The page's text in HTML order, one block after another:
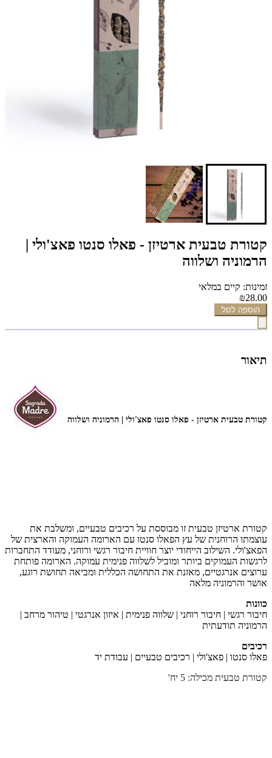
קטורת טבעית ארטיזן - פאלו סנטו פאצ'ולי |
הרמוניה ושלווה
זמינות: קיים במלאי
₪28.00
הוספה לסל
תיאור
קטורת טבעית ארטיזן - פאלו סנטו פאצ'ולי | הרמוניה ושלווה
קטורת ארטיזן טבעית זו מבוססת על רכיבים טבעיים, ומשלבת את
עוצמתו הרוחנית של עץ הפאלו סנטו עם הארומה העמוקה והארצית של
הפאצ'ולי. השילוב הייחודי יוצר חוויית חיבור רגשי ורוחני, מעודד התחברות
לרגשות העמוקים ביותר ומוביל לשלווה פנימית עמוקה. הארומה פותחת
ערוצים אנרגטיים, מאזנת את התחושה הכללית ומביאה תחושת רוגע,
אושר והרמוניה מלאה
כוונות
חיבור רגשי | חיבור רוחני | שלווה פנימית | איזון אנרגטי | טיהור מרחב |
הרמוניה תודעתית
רכיבים
פאלו סנטו | פאצ'ולי | רכיבים טבעיים | עבודת יד
קטורת טבעית מכילה: 5 יח
'